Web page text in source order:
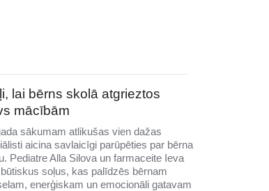
lai bērns skolā atgrieztos
mācībām
sākumam atlikušas vien dažas
aicina savlaicīgi parūpēties par bērna
Pediatre Alla Silova un farmaceite Ieva
soļus, kas palīdzēs bērnam
enerģiskam un emocionāli gatavam